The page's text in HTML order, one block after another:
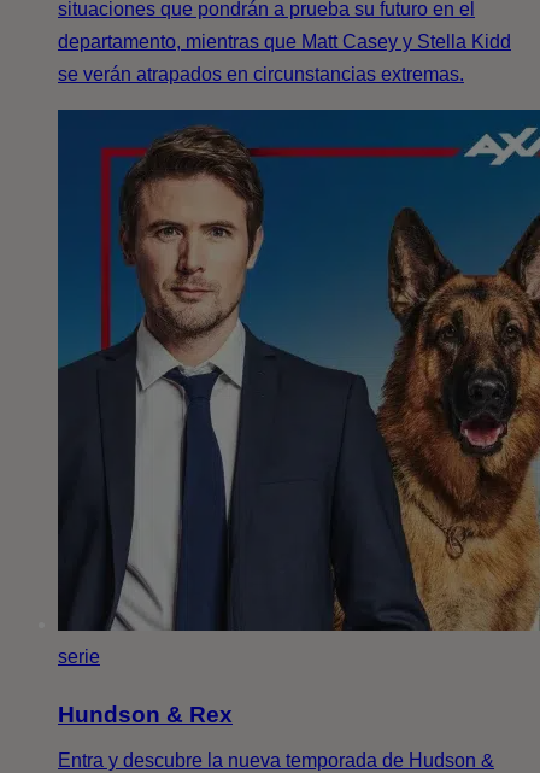
situaciones que pondrán a prueba su futuro en el
departamento, mientras que Matt Casey y Stella Kidd
se verán atrapados en circunstancias extremas.
serie
Hundson & Rex
Entra y descubre la nueva temporada de Hudson &